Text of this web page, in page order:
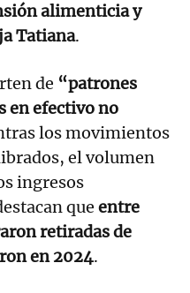
alimenticia y
Tatiana.
de “patrones
en efectivo no
los movimientos
el volumen
ingresos
que entre
retiradas de
en 2024.